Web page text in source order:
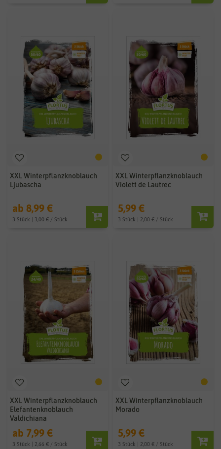
XXL Winterpflanzknoblauch
Ljubascha
ab 8,99 €
3 Stück | 3,00 € / Stück
XXL Winterpflanzknoblauch
Violett de Lautrec
5,99 €
3 Stück | 2,00 € / Stück
XXL Winterpflanzknoblauch
Elefantenknoblauch
Valdichiana
ab 7,99 €
3 Stück | 2,66 € / Stück
XXL Winterpflanzknoblauch
Morado
5,99 €
3 Stück | 2,00 € / Stück